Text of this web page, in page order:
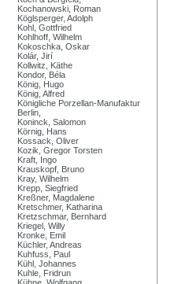
Kochanowski, Roman
Köglsperger, Adolph
Kohl, Gottfried
Kohlhoff, Wilhelm
Kokoschka, Oskar
Kolár, Jirí
Kollwitz, Käthe
Kondor, Béla
König, Hugo
König, Alfred
Königliche Porzellan-Manufaktur
Berlin,
Koninck, Salomon
Körnig, Hans
Kossack, Oliver
Kozik, Gregor Torsten
Kraft, Ingo
Krauskopf, Bruno
Kray, Wilhelm
Krepp, Siegfried
Kreßner, Magdalene
Kretschmer, Katharina
Kretzschmar, Bernhard
Kriegel, Willy
Kronke, Emil
Küchler, Andreas
Kuhfuss, Paul
Kühl, Johannes
Kuhle, Fridrun